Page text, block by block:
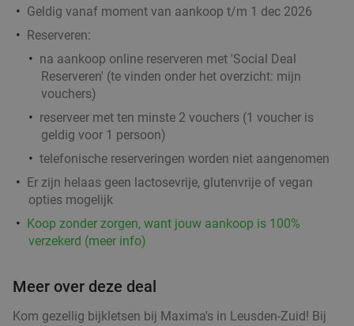
Ontbijtbuffet (1,5 uur) of afternoon tea (2 uur)
in Hilversum
Za
Amrâth Hotel Lapershoek Hilversum
Hilversum 17 min.directions_car
Verkocht: 121 Regulier €21,50
Gastrobar Indonesia Laren
Vandaag Morgen Di Wo Do Vr
Za
Geldig vanaf moment van aankoop t/m 1 dec 2026
Reserveren:
na aankoop online reserveren met 'Social Deal
Reserveren' (te vinden onder het overzicht: mijn
vouchers)
reserveer met ten minste 2 vouchers (1 voucher is
geldig voor 1 persoon)
telefonische reserveringen worden niet aangenomen
Er zijn helaas geen lactosevrije, glutenvrije of vegan
opties mogelijk
Koop zonder zorgen, want jouw aankoop is 100%
verzekerd (meer info)
Meer over deze deal
Kom gezellig bijkletsen bij Maxima's in Leusden-Zuid! Bij